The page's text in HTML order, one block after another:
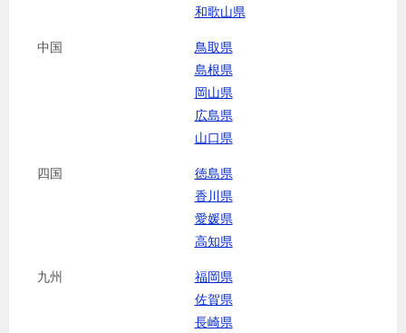
和歌山県
中国
鳥取県
島根県
岡山県
広島県
山口県
四国
徳島県
香川県
愛媛県
高知県
九州
福岡県
佐賀県
長崎県